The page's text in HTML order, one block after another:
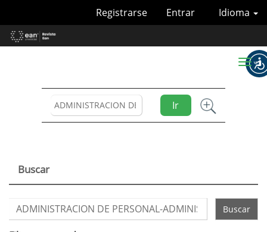
Contenido
principal
Idioma
Registrarse Entrar
Ir
Toggle
Buscar
Buscar
artículos